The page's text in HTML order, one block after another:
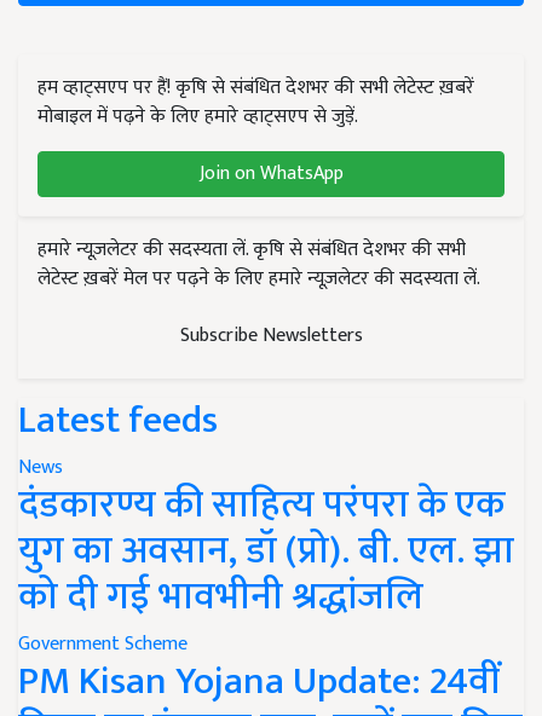
हम व्हाट्सएप पर हैं! कृषि से संबंधित देशभर की सभी लेटेस्ट ख़बरें
मोबाइल में पढ़ने के लिए हमारे व्हाट्सएप से जुड़ें.
Join on WhatsApp
हमारे न्यूज़लेटर की सदस्यता लें. कृषि से संबंधित देशभर की सभी
लेटेस्ट ख़बरें मेल पर पढ़ने के लिए हमारे न्यूज़लेटर की सदस्यता लें.
Subscribe Newsletters
Latest feeds
News
दंडकारण्य की साहित्य परंपरा के एक
युग का अवसान, डॉ (प्रो). बी. एल. झा
को दी गई भावभीनी श्रद्धांजलि
Government Scheme
PM Kisan Yojana Update: 24वीं